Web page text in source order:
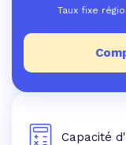
Taux fixe
Capacité